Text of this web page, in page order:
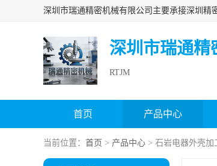
深圳市瑞通精
RTJM
首页 产品中心
当前位置： 首页 > 产品中心 > 石岩电器外壳加